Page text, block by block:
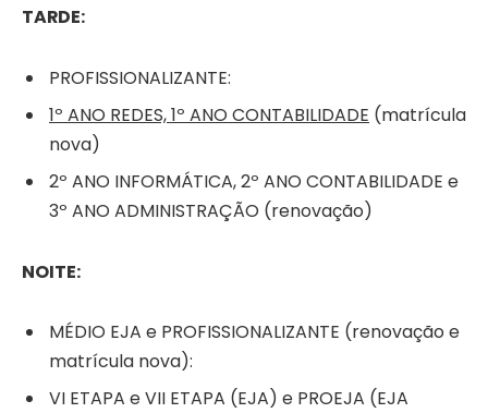
TARDE:
PROFISSIONALIZANTE:
1º ANO REDES, 1º ANO CONTABILIDADE (matrícula
nova)
2º ANO INFORMÁTICA, 2º ANO CONTABILIDADE e
3º ANO ADMINISTRAÇÃO (renovação)
NOITE:
MÉDIO EJA e PROFISSIONALIZANTE (renovação e
matrícula nova):
VI ETAPA e VII ETAPA (EJA) e PROEJA (EJA